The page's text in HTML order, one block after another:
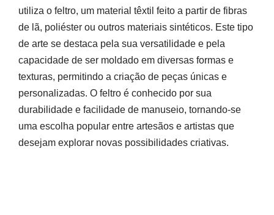
utiliza o feltro, um material têxtil feito a partir de fibras
de lã, poliéster ou outros materiais sintéticos. Este tipo
de arte se destaca pela sua versatilidade e pela
capacidade de ser moldado em diversas formas e
texturas, permitindo a criação de peças únicas e
personalizadas. O feltro é conhecido por sua
durabilidade e facilidade de manuseio, tornando-se
uma escolha popular entre artesãos e artistas que
desejam explorar novas possibilidades criativas.